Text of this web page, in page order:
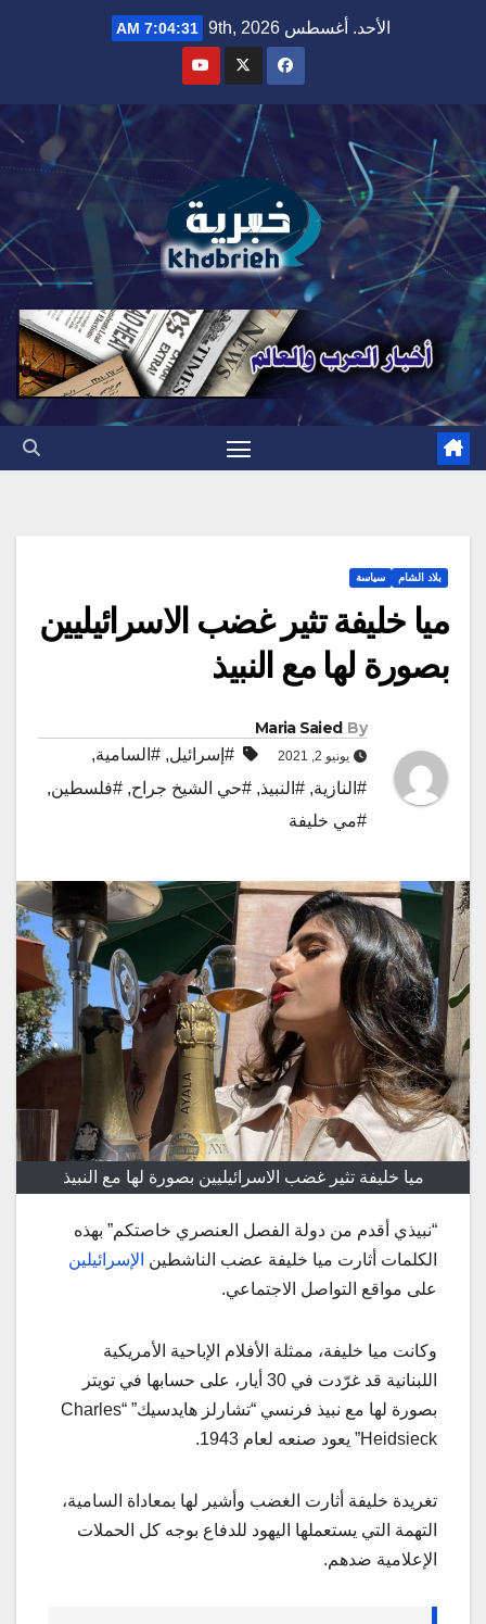
الأحد. أغسطس 9th, 2026 7:04:32 AM
بلاد الشام سياسة
ميا خليفة تثير غضب الاسرائيليين
بصورة لها مع النبيذ
By
Maria Saied
يونيو 2, 2021 #إسرائيل, #السامية,
#النازية, #النبيذ, #حي الشيخ جراح, #فلسطين,
#مي خليفة
ميا خليفة تثير غضب الاسرائيليين بصورة لها مع النبيذ
“نبيذي أقدم من دولة الفصل العنصري خاصتكم” بهذه
الكلمات أثارت ميا خليفة عضب الناشطين الإسرائيلين
على مواقع التواصل الاجتماعي.
وكانت ميا خليفة، ممثلة الأفلام الإباحية الأمريكية
اللبنانية قد غرّدت في 30 أيار، على حسابها في تويتر
بصورة لها مع نبيذ فرنسي “تشارلز هايدسيك” “Charles
Heidsieck” يعود صنعه لعام 1943.
تغريدة خليفة أثارت الغضب وأشير لها بمعاداة السامية،
التهمة التي يستعملها اليهود للدفاع بوجه كل الحملات
الإعلامية ضدهم.